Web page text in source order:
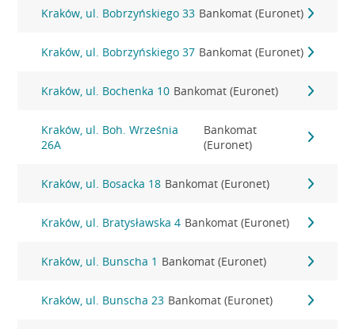
Kraków, ul. Bobrzyńskiego 33 Bankomat (Euronet)
Kraków, ul. Bobrzyńskiego 37 Bankomat (Euronet)
Kraków, ul. Bochenka 10 Bankomat (Euronet)
Kraków, ul. Boh. Września
26A
Bankomat
(Euronet)
Kraków, ul. Bosacka 18 Bankomat (Euronet)
Kraków, ul. Bratysławska 4 Bankomat (Euronet)
Kraków, ul. Bunscha 1 Bankomat (Euronet)
Kraków, ul. Bunscha 23 Bankomat (Euronet)